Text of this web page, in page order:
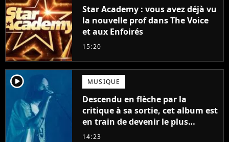
Star Academy : vous avez déjà vu
la nouvelle prof dans The Voice
et aux Enfoirés
15:20
player2 MUSIQUE
Descendu en flèche par la
critique à sa sortie, cet album est
en train de devenir le plus
populaire de son auteur
14:23